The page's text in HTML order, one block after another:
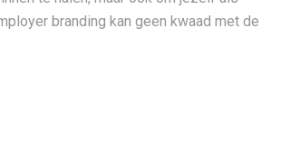
branding kan geen kwaad met de